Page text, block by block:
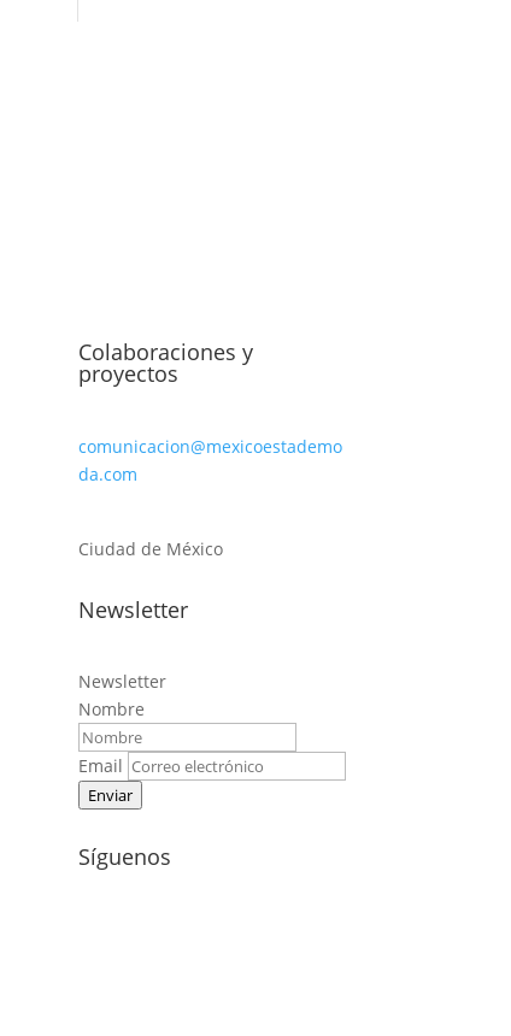
Colaboraciones y
proyectos
comunicacion@mexicoestademo
da.com
Ciudad de México
Newsletter
Newsletter
Nombre
Email
Enviar
Síguenos